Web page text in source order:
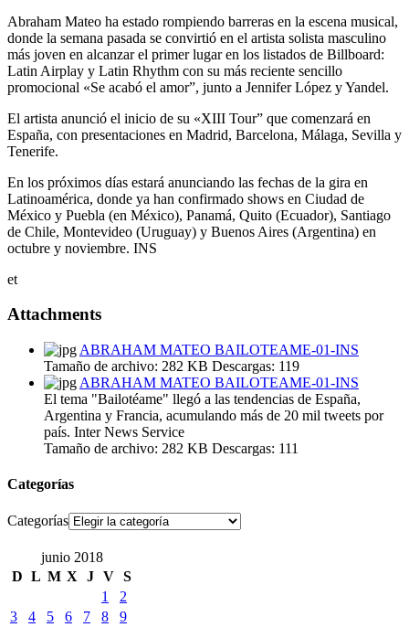
Abraham Mateo ha estado rompiendo barreras en la escena musical,
donde la semana pasada se convirtió en el artista solista masculino
más joven en alcanzar el primer lugar en los listados de Billboard:
Latin Airplay y Latin Rhythm con su más reciente sencillo
promocional «Se acabó el amor”, junto a Jennifer López y Yandel.
El artista anunció el inicio de su «XIII Tour” que comenzará en
España, con presentaciones en Madrid, Barcelona, Málaga, Sevilla y
Tenerife.
En los próximos días estará anunciando las fechas de la gira en
Latinoamérica, donde ya han confirmado shows en Ciudad de
México y Puebla (en México), Panamá, Quito (Ecuador), Santiago
de Chile, Montevideo (Uruguay) y Buenos Aires (Argentina) en
octubre y noviembre. INS
et
Attachments
ABRAHAM MATEO BAILOTEAME-01-INS
Tamaño de archivo: 282 KB Descargas: 119
ABRAHAM MATEO BAILOTEAME-01-INS
El tema "Bailotéame" llegó a las tendencias de España,
Argentina y Francia, acumulando más de 20 mil tweets por
país. Inter News Service
Tamaño de archivo: 282 KB Descargas: 111
Categorías
Categorías
junio 2018
D L M X J V S
1
2
3
4 5 6 7 8
9